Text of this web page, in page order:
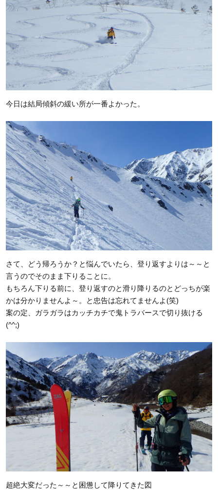
今日は結局傾斜の緩い所が一番よかった。
さて、どう帰ろうか？と悩んでいたら、登り返すよりは～～と
言うのでそのまま下りることに。
もちろん下りる前に、登り返すのと滑り降りるのとどっちが楽
かは分かりませんよ～。と忠告は忘れてませんよ(笑)
案の定、ガラガラはカッチカチで鬼トラバースで切り抜ける
(^^;)
超絶大変だった～～と困憊して降りてきた図